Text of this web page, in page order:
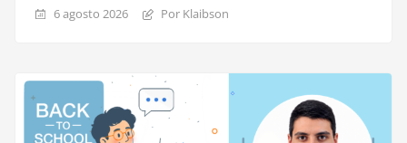
6 agosto 2026 Por Klaibson